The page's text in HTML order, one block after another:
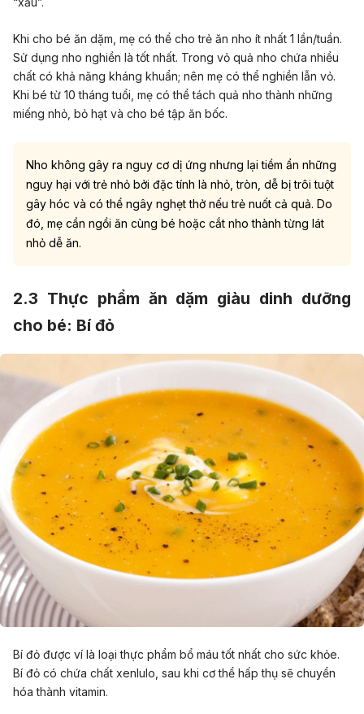
Khi cho bé ăn dặm, mẹ có thể cho trẻ ăn nho ít nhất 1 lần/tuần.
Sử dụng nho nghiền là tốt nhất. Trong vỏ quả nho chứa nhiều
chất có khả năng kháng khuẩn; nên mẹ có thể nghiền lẫn vỏ.
Khi bé từ 10 tháng tuổi, mẹ có thể tách quả nho thành những
miếng nhỏ, bỏ hạt và cho bé tập ăn bốc.
Nho không gây ra nguy cơ dị ứng nhưng lại tiềm ẩn những
nguy hại với trẻ nhỏ bởi đặc tính là nhỏ, tròn, dễ bị trôi tuột
gây hóc và có thể ngây nghẹt thở nếu trẻ nuốt cả quả. Do
đó, mẹ cần ngồi ăn cùng bé hoặc cắt nho thành từng lát
nhỏ dễ ăn.
2.3 Thực phẩm ăn dặm giàu dinh dưỡng
cho bé: Bí đỏ
Bí đỏ được ví là loại thực phẩm bổ máu tốt nhất cho sức khỏe.
Bí đỏ có chứa chất xenlulo, sau khi cơ thể hấp thụ sẽ chuyển
hóa thành vitamin.